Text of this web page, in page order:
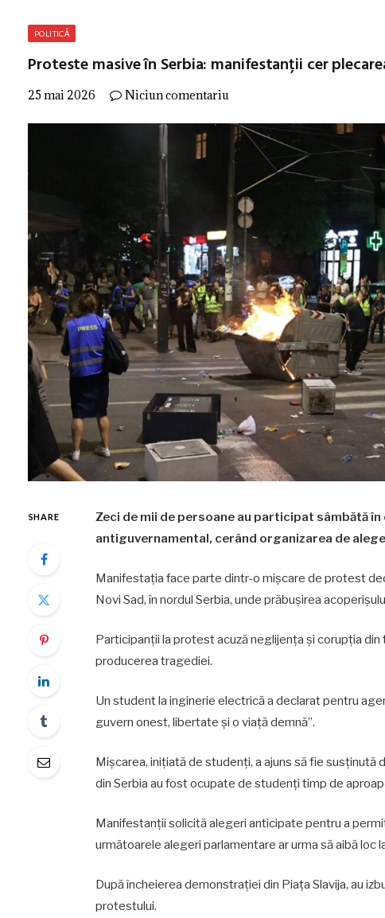
POLITICĂ
Proteste masive în Serbia: manifestanții cer
25 mai 2026 Niciun comentariu
SHARE
Zeci de mii de persoane au participat sâmbătă
antiguvernamental, cerând organizarea de
Manifestația face parte dintr-o mișcare de protest
Novi Sad, în nordul Serbia, unde prăbușirea
Participanții la protest acuză neglijența și corupția
producerea tragediei.
Un student la inginerie electrică a declarat pentru
guvern onest, libertate și o viață demnă”.
Mișcarea, inițiată de studenți, a ajuns să fie
din Serbia au fost ocupate de studenți timp de
Manifestanții solicită alegeri anticipate pentru a
următoarele alegeri parlamentare ar urma să aibă loc
După încheierea demonstrației din Piața Slavija, au
protestului.